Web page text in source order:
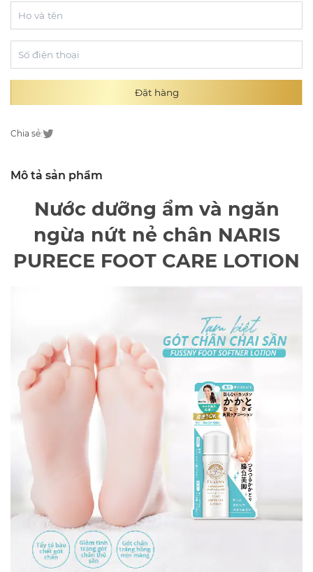
Đặt hàng
Chia sẻ:
Mô tả sản phẩm
Nước dưỡng ẩm và ngăn
ngừa nứt nẻ chân NARIS
PURECE FOOT CARE LOTION